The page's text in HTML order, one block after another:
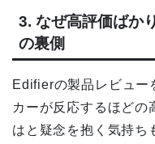
3. なぜ高評価ばか
の裏側
Edifierの製品レビュー
カーが反応するほど
はと疑念を抱く気持ち